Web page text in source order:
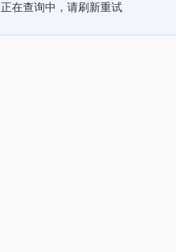
正在查询中，请刷新重试